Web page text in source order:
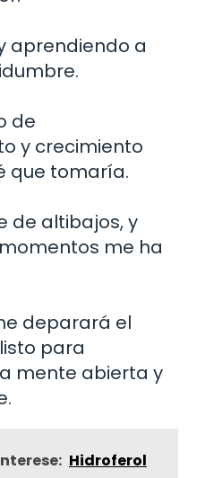
aprendiendo a
de
y crecimiento
que tomaría.
de altibajos, y
me ha
deparará el
para
mente abierta y
Hidroferol